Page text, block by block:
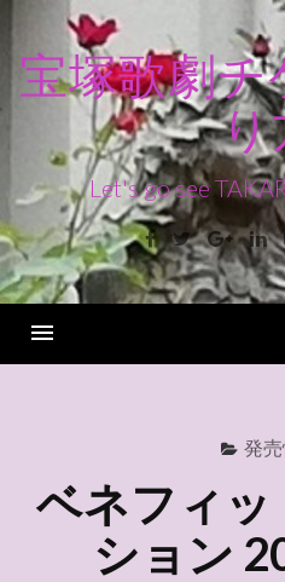
ン
ス
キ
ッ
宝塚歌劇
り
Let's go see
Facebook
Twitter
発
ベネフィ
ション